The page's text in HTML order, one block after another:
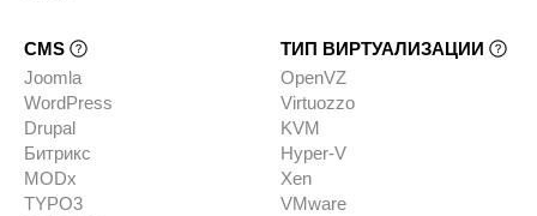
CMS
Joomla
WordPress
Drupal
Битрикс
MODx
TYPO3
ТИП ВИРТУАЛИЗАЦИИ
OpenVZ
Virtuozzo
KVM
Hyper-V
Xen
VMware